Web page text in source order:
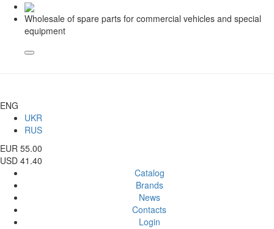
Wholesale of spare parts for commercial vehicles and special
equipment
ENG
UKR
RUS
EUR 55.00
USD 41.40
Catalog
Brands
News
Contacts
Login